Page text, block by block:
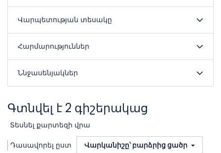
Վարպետության տեսակը
Հարմարություններ
Ննջասենյակներ
Գտնվել է 2 գիշերակաց
Տեսնել քարտեզի վրա
Դասավորել ըստ Վարկանիշը՝ բարձրից ցածր